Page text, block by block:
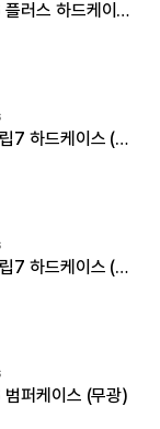
갤럭시 S26 플러스 하드케이스 (무광)
갤럭시 Z 플립7 하드케이스 (투명)
갤럭시 Z 플립7 하드케이스 (무광)
퍼케이스 (무광)